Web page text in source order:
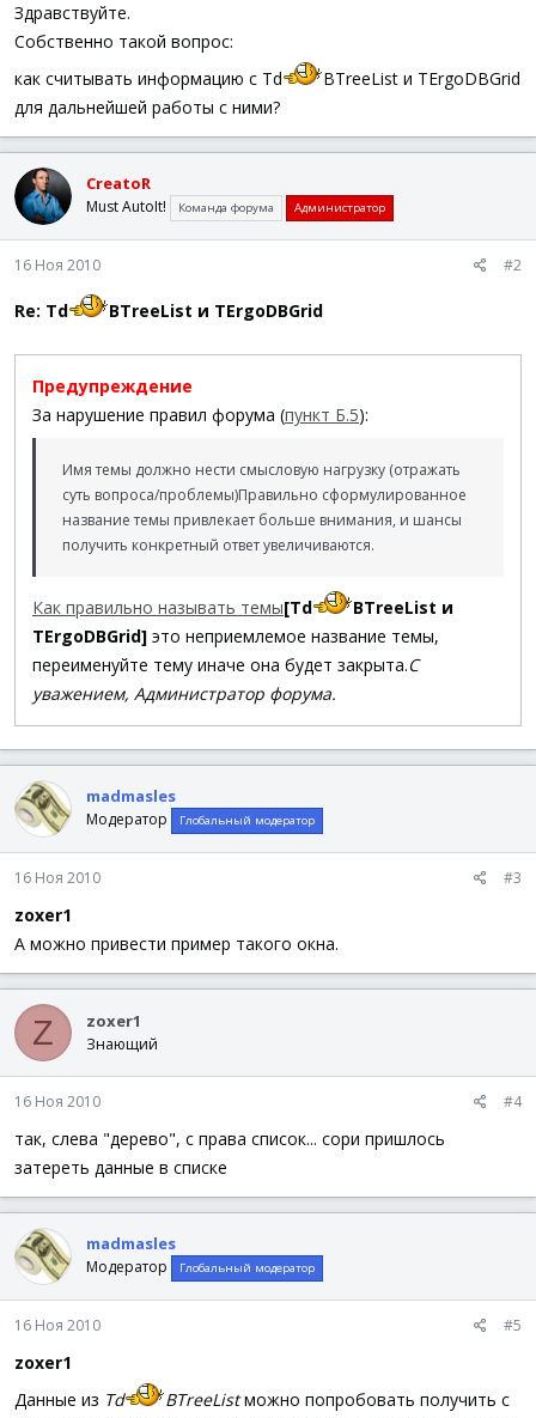
а
Здравствуйте.
Собственно такой вопрос:
как считывать информацию с Td
BTreeList и TErgoDBGrid
для дальнейшей работы с ними?
CreatoR
Must AutoIt! Команда форума Администратор
16 Ноя 2010 #2
Re: Td BTreeList и TErgoDBGrid
Предупреждение
За нарушение правил форума (пункт Б.5):
Имя темы должно нести смысловую нагрузку (отражать
суть вопроса/проблемы)Правильно сформулированное
название темы привлекает больше внимания, и шансы
получить конкретный ответ увеличиваются.
Как правильно называть темы[Td
BTreeList и
TErgoDBGrid] это неприемлемое название темы,
переименуйте тему иначе она будет закрыта.С
уважением, Администратор форума.
madmasles
Модератор Глобальный модератор
16 Ноя 2010 #3
zoxer1
А можно привести пример такого окна.
Z zoxer1
Знающий
16 Ноя 2010 #4
так, слева "дерево", с права список... сори пришлось
затереть данные в списке
madmasles
Модератор Глобальный модератор
16 Ноя 2010 #5
zoxer1
Данные из Td BTreeListможно попробовать получить с